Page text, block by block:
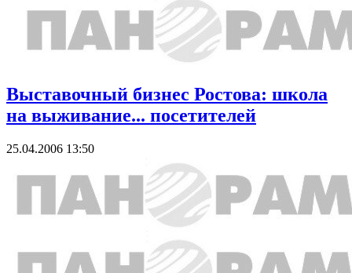
Выставочный бизнес Ростова: школа
на выживание... посетителей
25.04.2006 13:50